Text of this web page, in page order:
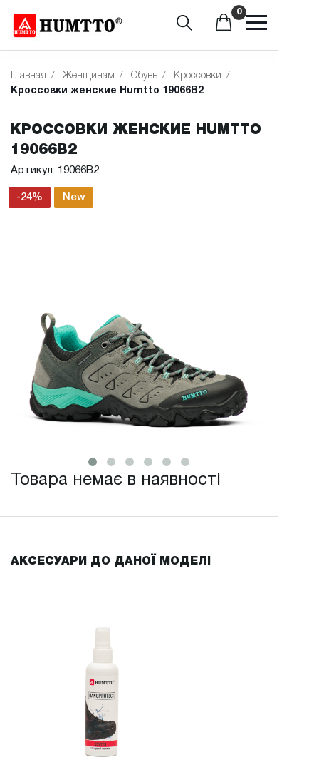
0
Главная / Женщинам / Обувь / Кроссовки
/
Кроссовки женские Humtto 19066B2
-24% New
КРОССОВКИ ЖЕНСКИЕ HUMTTO
19066B2
Артикул: 19066B2
Товара немає в наявності
АКСЕСУАРИ ДО ДАНОЇ МОДЕЛІ